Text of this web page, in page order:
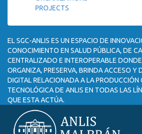
PROJECTS
EL SGC-ANLIS ES UN ESPACIO DE
CONOCIMIENTO EN SALUD PÚBLICA, DE
CENTRALIZADO E INTEROPERABLE
ORGANIZA, PRESERVA, BRINDA ACCESO Y
DIGITAL RELACIONADA A LA PRODUCCIÓN
TECNOLÓGICA DE ANLIS EN TODAS LAS
QUE ESTA ACTÚA.